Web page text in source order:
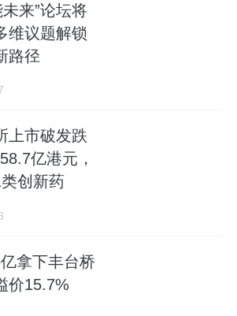
神华(601088)，前十大权重股
。
示例，不构成实际投资建议。
，场外联接(博时中
联接A：021550；博时中
证红利低波动100指数发起式
时中证红利低波动100指数发起
来”论坛将
维议题解锁
路径
上市破发跌
亿港元，
创新药
拿下丰台桥
价15.7%